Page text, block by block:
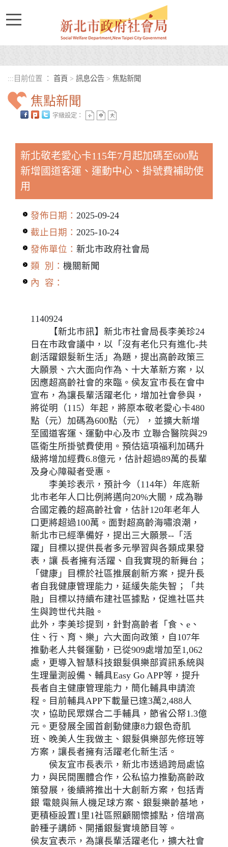
::: 目前位置 ： 首頁 > 訊息公告 > 焦點新聞
焦點新聞
字級設定：
新北敬老愛心卡115年7月起加碼至600點
新增國道客運、運動中心、掛號費補助使
用
發佈日期： 2025-09-24
截止日期： 2025-10-24
發佈單位： 新北市政府社會局
類 別： 機關新聞
內 容：
1140924
【新北市訊】新北市社會局長李美珍24
日在市政會議中，以「沒有老化只有進化-共
創活躍銀髮新生活」為題，提出高齡政策三
大願景、六大面向作為、十大革新方案，以
因應超高齡社會的來臨。侯友宜市長在會中
宣布，為讓長輩活躍老化，增加社會參與，
將從明（115）年起，將原本敬老愛心卡480
點（元）加碼為600點（元），並擴大新增
至國道客運、運動中心及市 立聯合醫院與29
區衛生所掛號費使用。預估這項福利加碼升
級將增加經費6.8億元，估計超過89萬的長輩
及身心障礙者受惠。
李美珍表示，預計今（114年）年底新
北市老年人口比例將邁向20%大關，成為聯
合國定義的超高齡社會，估計120年老年人
口更將超過100萬。面對超高齡海嘯浪潮，
新北市已經準備好，提出三大願景--「活
躍」目標以提供長者多元學習與各類成果發
表，讓 長者擁有活躍、自我實現的新舞台；
「健康」目標於社區推展創新方案，提升長
者自我健康管理能力，延緩失能失智；「共
融」目標以持續布建社區據點，促進社區共
生與跨世代共融。
此外，李美珍提到，針對高齡者「食、e、
住、行、育、樂」六大面向政策，自107年
推動老人共餐運動，已從909處增加至1,062
處，更導入智慧科技銀髮俱樂部資訊系統與
生理量測設備、輔具Easy Go APP等，提升
長者自主健康管理能力，簡化輔具申請流
程。目前輔具APP下載量已達3萬2,488人
次，協助民眾媒合二手輔具，節省公帑1.3億
元。更發展全國首創動健康8力銀色奇肌
班、晚美人生我做主、銀髮俱樂部先修班等
方案，讓長者擁有活躍老化新生活。
侯友宜市長表示，新北市透過跨局處協
力，與民間團體合作，公私協力推動高齡政
策發展，後續將推出十大創新方案，包括青
銀 電競與無人機足球方案、銀髮樂齡基地，
更積極設置1里1社區照顧關懷據點，倍增高
齡種子講師、開播銀髮實境節目等。
侯友宜表示，為讓長輩活躍老化，擴大社會